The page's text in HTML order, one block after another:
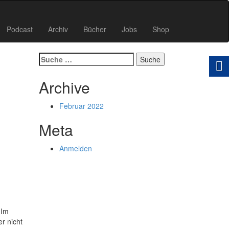
Podcast Archiv Bücher Jobs Shop
nicht
Suche
nach:
Archive
Februar 2022
Meta
Anmelden